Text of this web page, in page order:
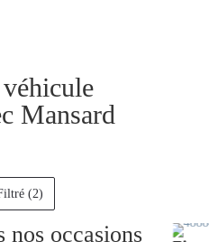
Mansard
(2)
nos occasions